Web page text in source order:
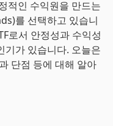
적인 수익원을 만드는
를 선택하고 있습니
로서 안정성과 수익성
기가 있습니다. 오늘은
단점 등에 대해 알아